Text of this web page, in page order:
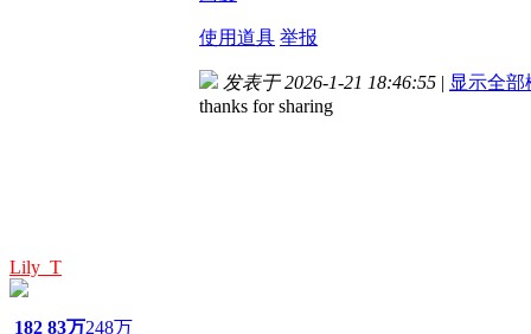
使用道具 举报
Lily_T
182 83万248万
发表于 2026-1-21 18:46:55 | 显示全部
thanks for sharing